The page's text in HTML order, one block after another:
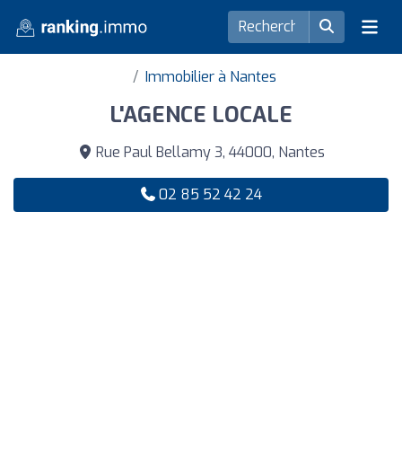
Immobilier à Nantes
L'AGENCE LOCALE
Rue Paul Bellamy 3, 44000, Nantes
02 85 52 42 24